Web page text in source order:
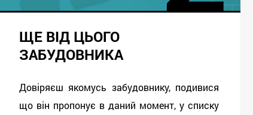
ЩЕ ВІД ЦЬОГО
ЗАБУДОВНИКА
Довіряєш якомусь забудовнику, подивися
що він пропонує в даний момент, у списку